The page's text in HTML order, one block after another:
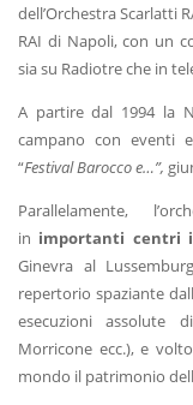
dell’Orchestra Scarlatti
RAI di Napoli, con un
sia su Radiotre che in
A partire dal 1994 la
campano con eventi
“Festival Barocco e…”,
Parallelamente,
in importanti centri
Ginevra al
repertorio spaziante
esecuzioni assolute
Morricone ecc.), e
mondo il patrimonio